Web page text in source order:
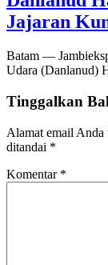
Jajaran
Batam —
Udara (Danlanud)
Tinggalkan
Alamat email
ditandai *
Komentar *